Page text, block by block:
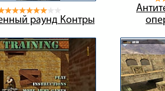
раунд Контры